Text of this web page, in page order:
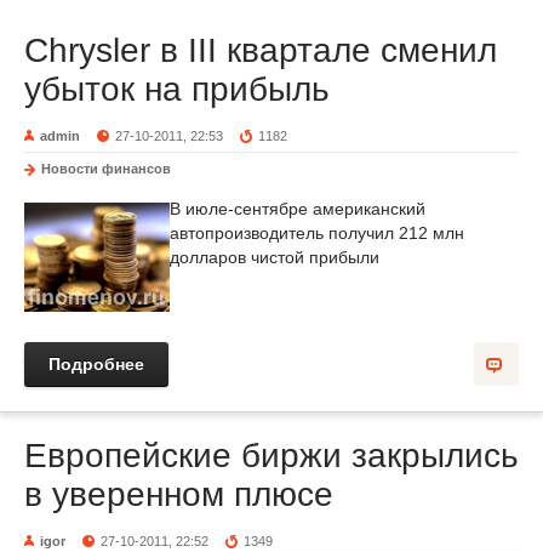
Chrysler в III квартале сменил
убыток на прибыль
admin 27-10-2011, 22:53 1182
Новости финансов
В июле-сентябре американский
автопроизводитель получил 212 млн
долларов чистой прибыли
Подробнее
Европейские биржи закрылись
в уверенном плюсе
igor 27-10-2011, 22:52 1349